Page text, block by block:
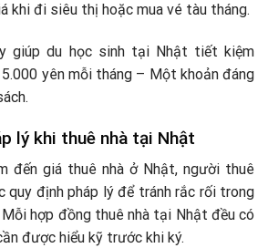
khi đi siêu thị hoặc mua vé tàu tháng.
giúp du học sinh tại Nhật tiết kiệm
yên mỗi tháng – Một khoản đáng
lý khi thuê nhà tại Nhật
đến giá thuê nhà ở Nhật, người thuê
quy định pháp lý để tránh rắc rối trong
hợp đồng thuê nhà tại Nhật đều có
được hiểu kỹ trước khi ký.